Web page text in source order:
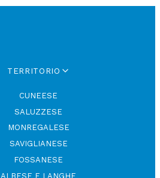
TERRITORIO
CUNEESE
SALUZZESE
MONREGALESE
SAVIGLIANESE
FOSSANESE
ALBESE E LANGHE